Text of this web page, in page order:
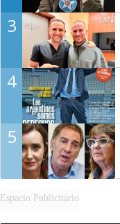
3
4
5
Espacio Publicitario